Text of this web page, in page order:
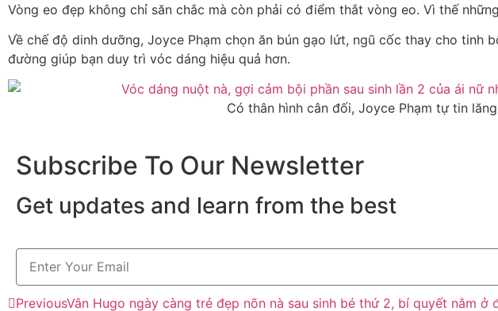
Vòng eo đẹp không chỉ săn chắc mà còn phải có điểm thắt vòng eo. Vì thế
Về chế độ dinh dưỡng, Joyce Phạm chọn ăn bún gạo lứt, ngũ cốc thay cho
đường giúp bạn duy trì vóc dáng hiệu quả hơn.
Có thân hình cân đối, Joyce Phạm tự tin
Subscribe To Our Newsletter
Get updates and learn from the best
PreviousVân Hugo ngày càng trẻ đẹp nõn nà sau sinh bé thứ 2, bí quyết nằm ở